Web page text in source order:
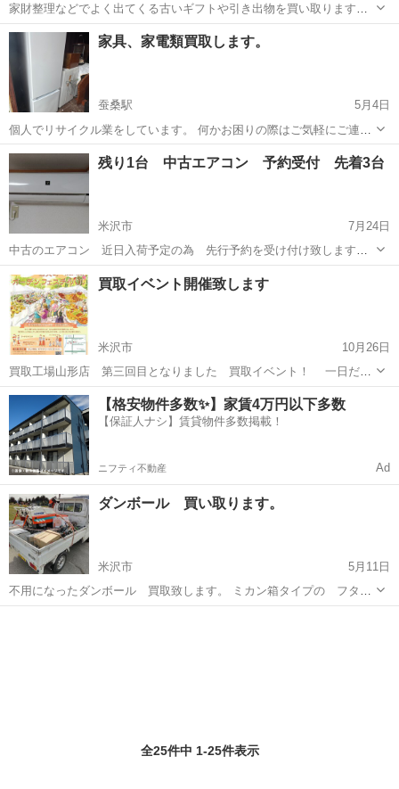
家財整理などでよく出てくる古いギフトや引き出物を買い取ります。
処分すると埋め立てゴミなどで費用がかかりますが、世の中には欲し
い方や輸出などで需要があります。 山形市周辺であれば出張買取査定
を無料でうかがいます。物量に応...
山形 山形市 リサイクルショップ 無料
家具、家電類買取します。
蚕桑駅
5月4日
個人でリサイクル業をしています。 何かお困りの際はご気軽にご連絡
ください。
山形 西置賜郡 蚕桑駅 リサイクルショップ 買取
残り1台 中古エアコン 予約受付 先着3台
米沢市
7月24日
中古のエアコン 近日入荷予定の為 先行予約を受け付け致します
① SHARP AY-H22DKS 2018年製造 2.2Kw ６畳用 リモコン有り
20.000円 ◆◆売約済み◆◆ ② SHARP AY-...
山形 米沢市 リサイクルショップ 無料
買取イベント開催致します
米沢市
10月26日
買取工場山形店 第三回目となりました 買取イベント！ 一日だけ
の「TINYリサイクルショップ」開催いたします 今回はスタジオ八百
萬主催の「信夫町ガーデンフェスティバル」ブース内に出店致しま
す。 開催日時：2023年11...
山形 米沢市 リサイクルショップ 買取
【格安物件多数✨】家賃4万円以下多数
【保証人ナシ】賃貸物件多数掲載！
ニフティ不動産 Ad
ダンボール 買い取ります。
米沢市
5月11日
不用になったダンボール 買取致します。 ミカン箱タイプの フタが
出来るタイプの段ボール有ましたら 買取させていただきます。 柄、大
全25件中 1-25件表示